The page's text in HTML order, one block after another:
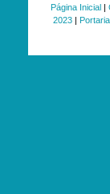
Página Inicial|
2023|